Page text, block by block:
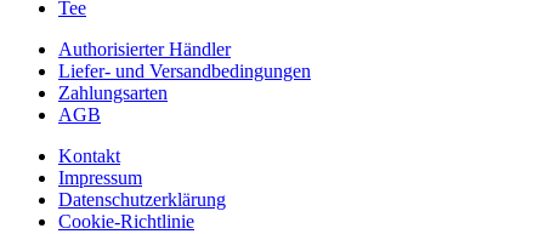
Tee
Authorisierter Händler
Liefer- und Versandbedingungen
Zahlungsarten
AGB
Kontakt
Impressum
Datenschutzerklärung
Cookie-Richtlinie